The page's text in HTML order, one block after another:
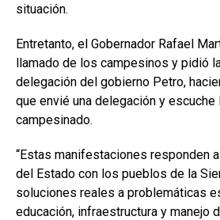
situación.
Entretanto, el Gobernador Rafael
llamado de los campesinos y pidió
delegación del gobierno Petro,
que envié una delegación y
campesinado.
“Estas manifestaciones responden
del Estado con los pueblos de la
soluciones reales a problemáticas
educación, infraestructura y manejo